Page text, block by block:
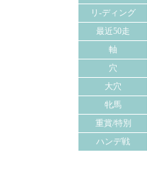
リ-ディング
最近50走
軸
穴
大穴
牝馬
重賞/特別
ハンデ戦